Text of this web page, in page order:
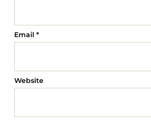
Email *
Website